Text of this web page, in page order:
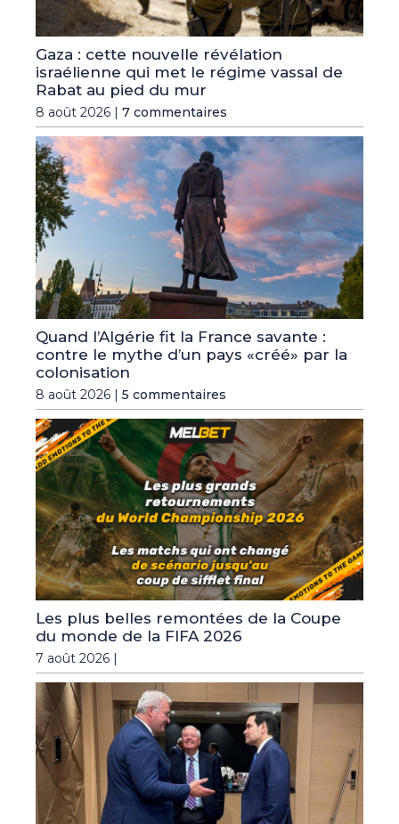
Gaza : cette nouvelle révélation
israélienne qui met le régime vassal de
Rabat au pied du mur
8 août 2026 | 7 commentaires
Quand l’Algérie fit la France savante :
contre le mythe d’un pays «créé» par la
colonisation
8 août 2026 | 5 commentaires
Les plus belles remontées de la Coupe
du monde de la FIFA 2026
7 août 2026 |